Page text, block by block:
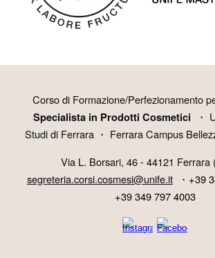
Corso di Formazione/Perfezionamento
Specialista in Prodotti Cosmetici
・
Studi di Ferrara ・ Ferrara Campus
Via L. Borsari, 46 - 44121 Ferrara
segreteria.corsi.cosmesi@unife.it
・ +39
+39 349 797 4003